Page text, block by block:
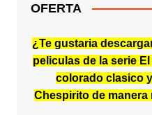
OFERTA
¿Te gustaria
peliculas de la serie
colorado clasico
Chespirito de